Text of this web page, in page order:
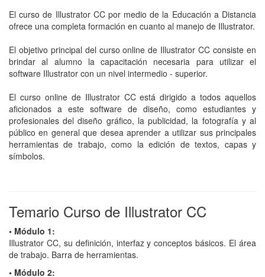
El curso de Illustrator CC por medio de la Educación a Distancia
ofrece una completa formación en cuanto al manejo de Illustrator.
El objetivo principal del curso online de Illustrator CC consiste en
brindar al alumno la capacitación necesaria para utilizar el
software Illustrator con un nivel intermedio - superior.
El curso online de Illustrator CC está dirigido a todos aquellos
aficionados a este software de diseño, como estudiantes y
profesionales del diseño gráfico, la publicidad, la fotografía y al
público en general que desea aprender a utilizar sus principales
herramientas de trabajo, como la edición de textos, capas y
símbolos.
Temario Curso de Illustrator CC
• Módulo 1:
Illustrator CC, su definición, interfaz y conceptos básicos. El área
de trabajo. Barra de herramientas.
• Módulo 2: